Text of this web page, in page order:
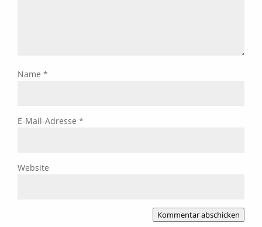
Name *
E-Mail-Adresse *
Website
Kommentar abschicken